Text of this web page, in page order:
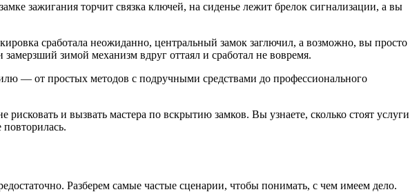
зажигания торчит связка ключей, на сиденье лежит брелок сигнализации, а вы
сработала неожиданно, центральный замок заглючил, а возможно, вы просто
зимой механизм вдруг оттаял и сработал не вовремя.
— от простых методов с подручными средствами до профессионального
и вызвать мастера по вскрытию замков. Вы узнаете, сколько стоят услуги
Разберем самые частые сценарии, чтобы понимать, с чем имеем дело.